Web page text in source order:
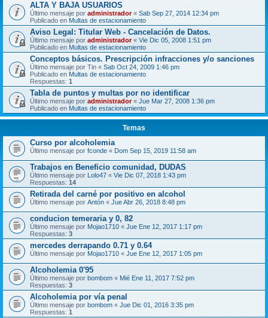
ALTA Y BAJA USUARIOS
Último mensaje por administrador« Sab Sep 27, 2014 12:34 pm
Publicado en Multas de estacionamiento
Aviso Legal: Titular Web - Cancelación de Datos.
Último mensaje por administrador« Vie Dic 05, 2008 1:51 pm
Publicado en Multas de estacionamiento
Conceptos básicos. Prescripción infracciones y/o sanciones
Último mensaje por Tin « Sab Oct 24, 2009 1:46 pm
Publicado en Multas de estacionamiento
Respuestas: 1
Tabla de puntos y multas por no identificar
Último mensaje por administrador« Jue Mar 27, 2008 1:36 pm
Publicado en Multas de estacionamiento
Temas
Curso por alcoholemia
Último mensaje por fconde « Dom Sep 15, 2019 11:58 am
Trabajos en Beneficio comunidad, DUDAS
Último mensaje por Lolo47 « Vie Dic 07, 2018 1:43 pm
Respuestas: 14
Retirada del carné por positivo en alcohol
Último mensaje por Antón « Jue Abr 26, 2018 8:48 pm
conducion temeraria y 0, 82
Último mensaje por Mojao1710 « Jue Ene 12, 2017 1:17 pm
Respuestas: 3
mercedes derrapando 0.71 y 0.64
Último mensaje por Mojao1710 « Jue Ene 12, 2017 1:05 pm
Alcoholemia 0'95
Último mensaje por bombom « Mié Ene 11, 2017 7:52 pm
Respuestas: 3
Alcoholemia por vía penal
Último mensaje por bombom « Jue Dic 01, 2016 3:35 pm
Respuestas: 1